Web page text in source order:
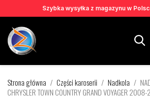
Szybka wysyłka z magazynu w
Strona główna Części karoserii Nadkola
CHRYSLER TOWN COUNTRY GRAND VOYAGER